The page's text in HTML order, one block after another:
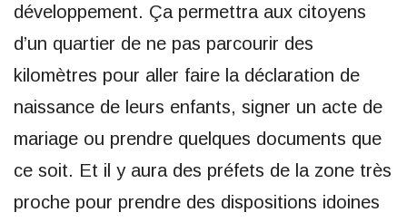
développement. Ça permettra aux citoyens
d’un quartier de ne pas parcourir des
kilomètres pour aller faire la déclaration de
naissance de leurs enfants, signer un acte de
mariage ou prendre quelques documents que
ce soit. Et il y aura des préfets de la zone très
proche pour prendre des dispositions idoines